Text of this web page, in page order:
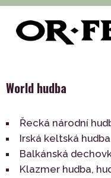
of-fea, programové centrum
hudba
World hudba
Řecká národní
Irská keltská hudba
Balkánská
Klazmer hudba,